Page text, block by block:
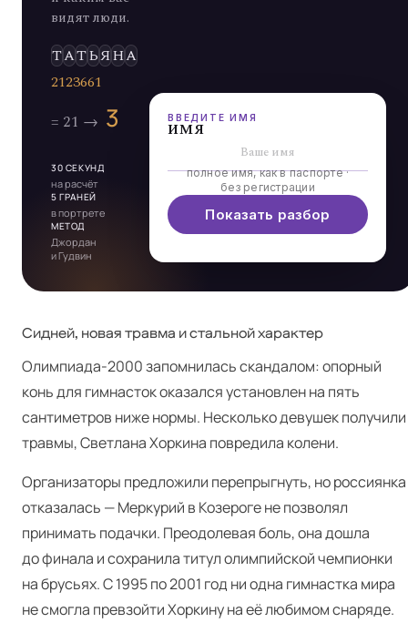
видят люди.
ЭЛЬДАР
4435
30 СЕКУНД
на расчёт
5 ГРАНЕЙ
в портрете
МЕТОД
Джордан
и Гудвин
ВВЕДИТЕ ИМЯ
имя
полное имя, как в паспорте ·
без регистрации
Показать разбор
Сидней, новая травма и стальной характер
Олимпиада-2000 запомнилась скандалом: опорный
конь для гимнасток оказался установлен на пять
сантиметров ниже нормы. Несколько девушек получили
травмы, Светлана Хоркина повредила колени.
Организаторы предложили перепрыгнуть, но россиянка
отказалась — Меркурий в Козероге не позволял
принимать подачки. Преодолевая боль, она дошла
до финала и сохранила титул олимпийской чемпионки
на брусьях. С 1995 по 2001 год ни одна гимнастка мира
не смогла превзойти Хоркину на её любимом снаряде.